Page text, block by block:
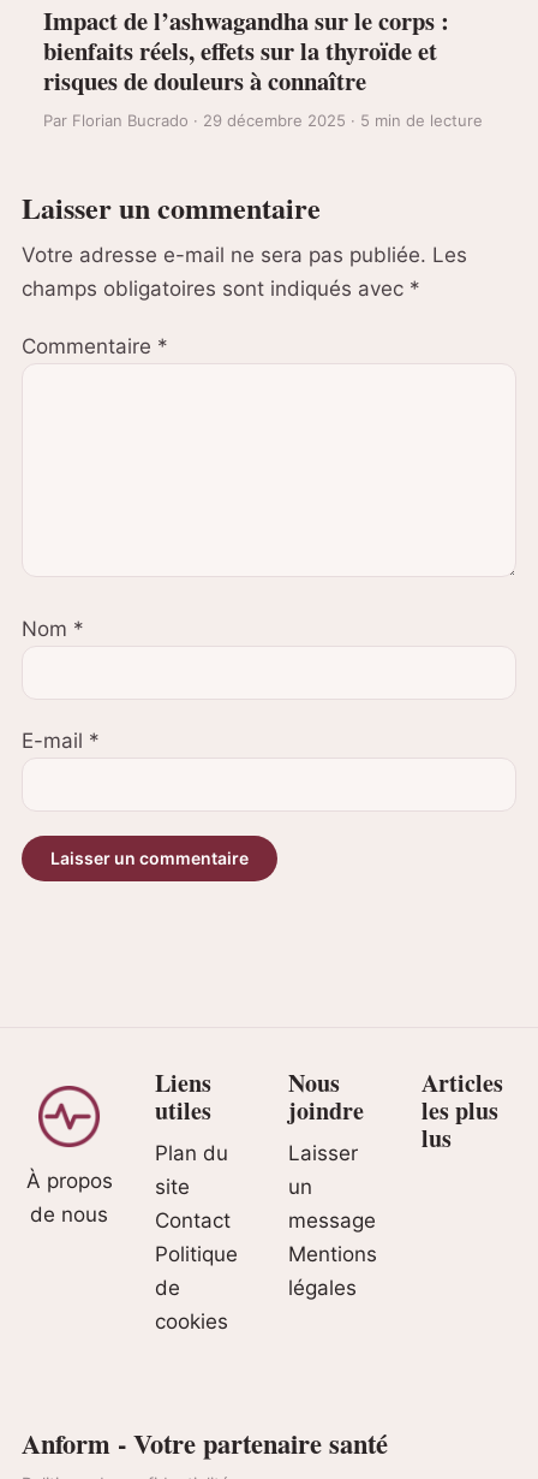
Impact de l’ashwagandha sur le corps :
bienfaits réels, effets sur la thyroïde et
risques de douleurs à connaître
Par Florian Bucrado · 29 décembre 2025 · 5 min de lecture
Laisser un commentaire
Votre adresse e-mail ne sera pas publiée. Les
champs obligatoires sont indiqués avec *
Commentaire *
Nom *
E-mail *
À propos
de nous
Liens
utiles
Plan du
site
Contact
Politique
de
cookies
Nous
joindre
Laisser
un
message
Mentions
légales
Articles
les plus
lus
Anform - Votre partenaire santé